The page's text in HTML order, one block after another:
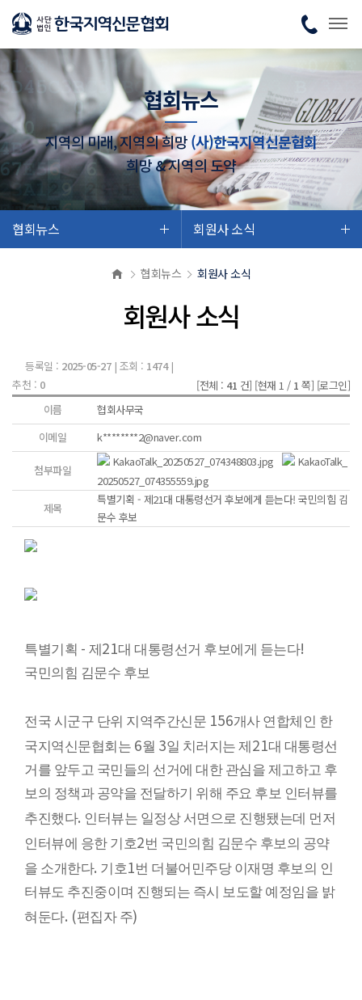
협회뉴스
지역의 미래, 지역의 희망(사)한국지역신문협회
희망 & 지역의 도약
협회뉴스 회원사 소식
협회뉴스 회원사 소식
회원사 소식
등록일 : 2025-05-27| 조회 : 1474|
추천 : 0 [전체 : 41 건] [현재 1 / 1 쪽] [로그인]
이름
협회사무국
이메일
k********2@naver.com
첨부파일
KakaoTalk_20250527_074348803.jpg
KakaoTalk_
20250527_074355559.jpg
제목
특별기획 - 제21대 대통령선거 후보에게 듣는다! 국민의힘 김
문수 후보
특별기획 - 제21대 대통령선거 후보에게 듣는다!
국민의힘 김문수 후보
전국 시군구 단위 지역주간신문 156개사 연합체인 한
국지역신문협회는 6월 3일 치러지는 제 21대 대통령선
거를 앞두고 국민들의 선거에 대한 관심을 제고하고 후
보의 정책과 공약을 전달하기 위해 주요 후보 인터뷰를
추진했다. 인터뷰는 일정상 서면으로 진행됐는데 먼저
인터뷰에 응한 기호2번 국민의힘 김문수 후보의 공약
을 소개한다. 기호1번 더불어민주당 이재명 후보의 인
터뷰도 추진중이며 진행되는 즉시 보도할 예정임을 밝
혀둔다. (편집자 주)